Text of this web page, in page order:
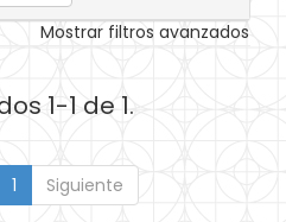
Mostrar filtros avanzados
1-1 de 1.
1 Siguiente